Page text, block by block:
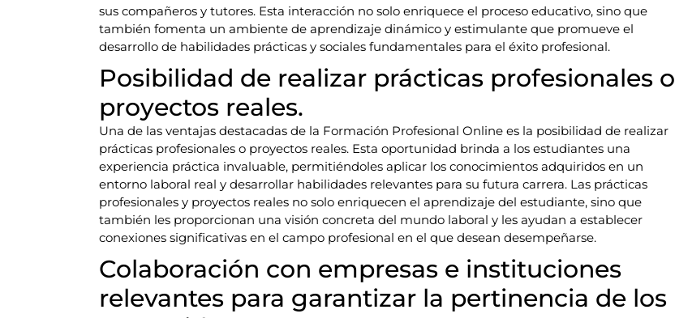
sus compañeros y tutores. Esta interacción no solo enriquece el proceso educativo, sino que
también fomenta un ambiente de aprendizaje dinámico y estimulante que promueve el
desarrollo de habilidades prácticas y sociales fundamentales para el éxito profesional.
Posibilidad de realizar prácticas profesionales o
proyectos reales.
Una de las ventajas destacadas de la Formación Profesional Online es la posibilidad de realizar
prácticas profesionales o proyectos reales. Esta oportunidad brinda a los estudiantes una
experiencia práctica invaluable, permitiéndoles aplicar los conocimientos adquiridos en un
entorno laboral real y desarrollar habilidades relevantes para su futura carrera. Las prácticas
profesionales y proyectos reales no solo enriquecen el aprendizaje del estudiante, sino que
también les proporcionan una visión concreta del mundo laboral y les ayudan a establecer
conexiones significativas en el campo profesional en el que desean desempeñarse.
Colaboración con empresas e instituciones
relevantes para garantizar la pertinencia de los